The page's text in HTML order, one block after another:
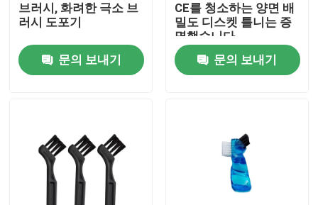
우리에 대하여
공장 여행
브러시, 화려한 극소 브
러시 도포기
문의 보내기
CE를 청소하는 양면 배
밀도 디스켓 틀니는 증
명했습니다
문의 보내기